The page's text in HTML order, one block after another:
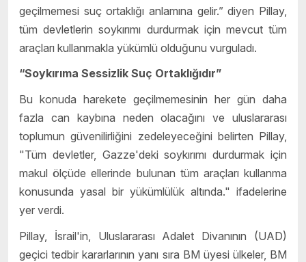
geçilmemesi suç ortaklığı anlamına gelir.” diyen Pillay,
tüm devletlerin soykırımı durdurmak için mevcut tüm
araçları kullanmakla yükümlü olduğunu vurguladı.
“Soykırıma Sessizlik Suç Ortaklığıdır”
Bu konuda harekete geçilmemesinin her gün daha
fazla can kaybına neden olacağını ve uluslararası
toplumun güvenilirliğini zedeleyeceğini belirten Pillay,
"Tüm devletler, Gazze'deki soykırımı durdurmak için
makul ölçüde ellerinde bulunan tüm araçları kullanma
konusunda yasal bir yükümlülük altında." ifadelerine
yer verdi.
Pillay, İsrail'in, Uluslararası Adalet Divanının (UAD)
geçici tedbir kararlarının yanı sıra BM üyesi ülkeler, BM